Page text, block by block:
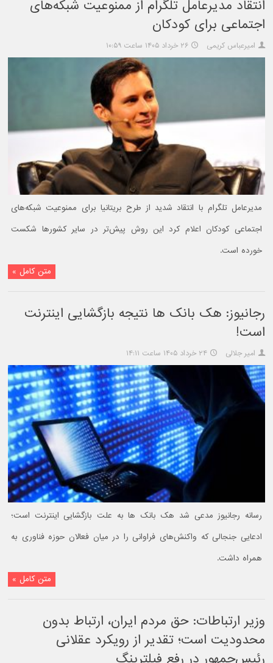
انتقاد مدیرعامل تلگرام از ممنوعیت شبکه‌های
اجتماعی برای کودکان
امیرعباس کریمی ۲۶ خرداد ۱۴۰۵ ساعت ۱۰:۵۹
مدیرعامل تلگرام با انتقاد شدید از طرح بریتانیا برای ممنوعیت شبکه‌های
اجتماعی کودکان اعلام کرد این روش پیش‌تر در سایر کشورها شکست
خورده است.
متن کامل »
رجانیوز: هک بانک ها نتیجه بازگشایی اینترنت
است!
امیر جلالی ۲۴ خرداد ۱۴۰۵ ساعت ۱۴:۱۱
رسانه رجانیوز مدعی شد هک بانک ها به علت بازگشایی اینترنت است؛
ادعایی جنجالی که واکنش‌های فراوانی را در میان فعالان حوزه فناوری به
همراه داشت.
متن کامل »
وزیر ارتباطات: حق مردم ایران، ارتباط بدون
محدودیت است؛ تقدیر از رویکرد عقلانی
رئیس‌جمهور در رفع فیلترینگ